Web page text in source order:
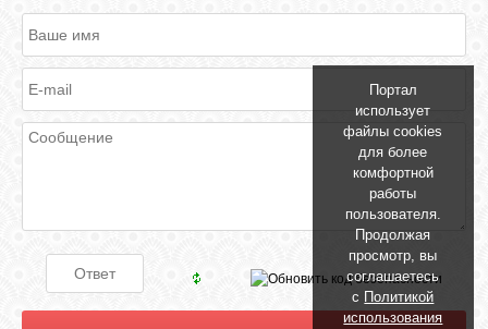
Портал
использует
файлы cookies
для более
комфортной
работы
пользователя.
Продолжая
просмотр, вы
соглашаетесь
с Политикой
использования